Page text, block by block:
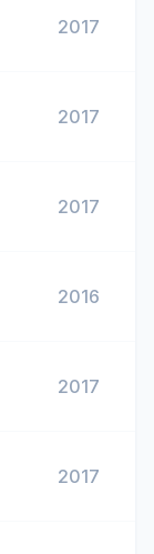
2017
2017
2017
2016
2017
2017